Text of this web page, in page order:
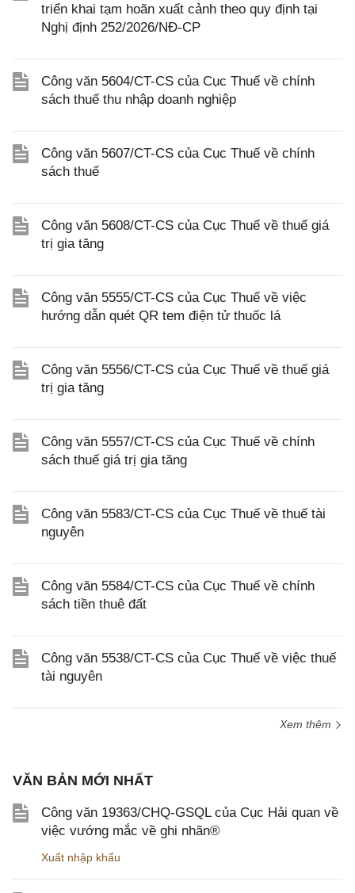
triển khai tạm hoãn xuất cảnh theo quy định tại
Nghị định 252/2026/NĐ-CP
Công văn 5604/CT-CS của Cục Thuế về chính
sách thuế thu nhập doanh nghiệp
Công văn 5607/CT-CS của Cục Thuế về chính
sách thuế
Công văn 5608/CT-CS của Cục Thuế về thuế giá
trị gia tăng
Công văn 5555/CT-CS của Cục Thuế về việc
hướng dẫn quét QR tem điện tử thuốc lá
Công văn 5556/CT-CS của Cục Thuế về thuế giá
trị gia tăng
Công văn 5557/CT-CS của Cục Thuế về chính
sách thuế giá trị gia tăng
Công văn 5583/CT-CS của Cục Thuế về thuế tài
nguyên
Công văn 5584/CT-CS của Cục Thuế về chính
sách tiền thuê đất
Công văn 5538/CT-CS của Cục Thuế về việc thuế
tài nguyên
Xem thêm
VĂN BẢN MỚI NHẤT
Công văn 19363/CHQ-GSQL của Cục Hải quan về
việc vướng mắc về ghi nhãn®
Xuất nhập khẩu